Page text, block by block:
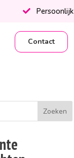
Persoonlijk
Contact